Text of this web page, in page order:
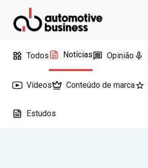
Todos Notícias Opinião
Vídeos Conteúdo de marca
Estudos